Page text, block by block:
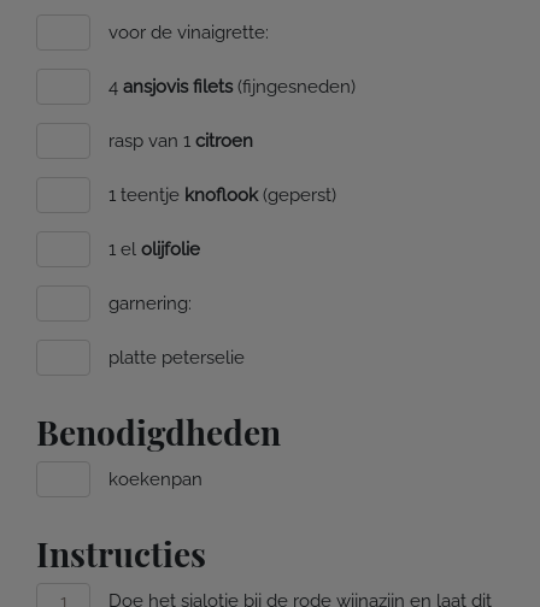
voor de vinaigrette:
4 ansjovis filets(fijngesneden)
rasp van 1 citroen
1 teentje knoflook(geperst)
1 el olijfolie
garnering:
platte peterselie
Benodigdheden
koekenpan
Instructies
Doe het sjalotje bij de rode wijnazijn en laat dit